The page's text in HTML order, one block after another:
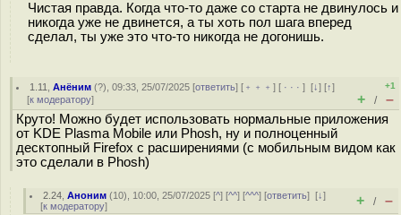
Чистая правда. Когда что-то даже со старта не двинулось и
никогда уже не двинется, а ты хоть пол шага вперед
сделал, ты уже это что-то никогда не догонишь.
1.11 ,Анёним (?), 09:33, 25/07/2025 [ответить] [ ﹢﹢﹢] [ · · ·][↓] [↑]
[к модератору]
+1
+ / –
Круто! Можно будет использовать нормальные приложения
от KDE Plasma Mobile или Phosh, ну и полноценный
десктопный Firefox с расширениями (с мобильным видом как
это сделали в Phosh)
2.24 ,Аноним (10), 10:00, 25/07/2025 [^] [^^] [^^^] [ответить][↓]
[к модератору] + / –